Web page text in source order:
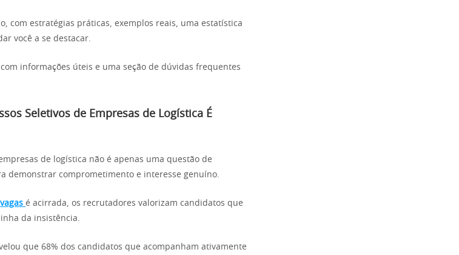
com estratégias práticas, exemplos reais, uma estatística
você a se destacar.
informações úteis e uma seção de dúvidas frequentes
Seletivos de Empresas de Logística É
de logística não é apenas uma questão de
demonstrar comprometimento e interesse genuíno.
vagas é acirrada, os recrutadores valorizam candidatos que
da insistência.
que 68% dos candidatos que acompanham ativamente